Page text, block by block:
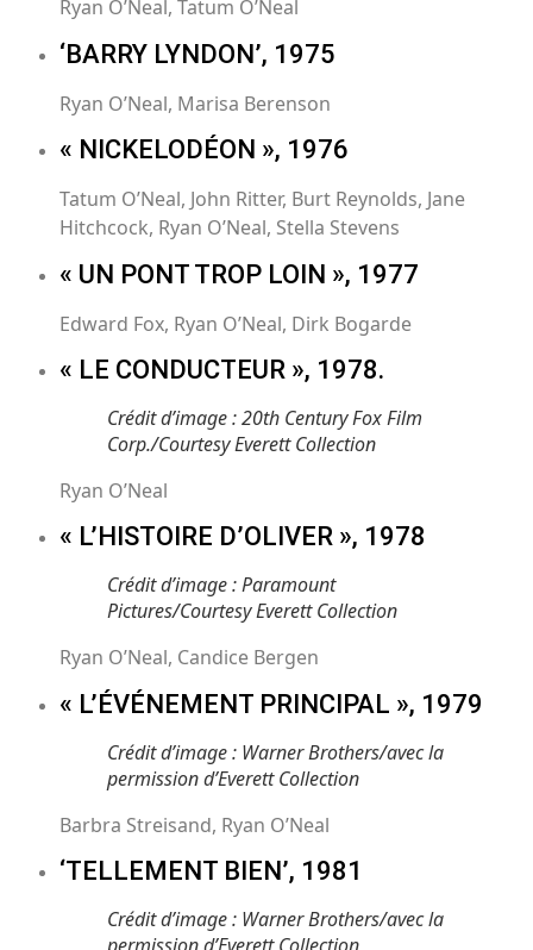
Ryan O’Neal, Tatum O’Neal
‘BARRY LYNDON’, 1975
Ryan O’Neal, Marisa Berenson
« NICKELODÉON », 1976
Tatum O’Neal, John Ritter, Burt Reynolds, Jane
Hitchcock, Ryan O’Neal, Stella Stevens
« UN PONT TROP LOIN », 1977
Edward Fox, Ryan O’Neal, Dirk Bogarde
« LE CONDUCTEUR », 1978.
Crédit d’image : 20th Century Fox Film
Corp./Courtesy Everett Collection
Ryan O’Neal
« L’HISTOIRE D’OLIVER », 1978
Crédit d’image : Paramount
Pictures/Courtesy Everett Collection
Ryan O’Neal, Candice Bergen
« L’ÉVÉNEMENT PRINCIPAL », 1979
Crédit d’image : Warner Brothers/avec la
permission d’Everett Collection
Barbra Streisand, Ryan O’Neal
‘TELLEMENT BIEN’, 1981
Crédit d’image : Warner Brothers/avec la